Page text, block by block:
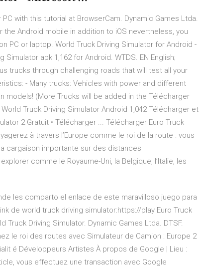
with this tutorial at BrowserCam. Dynamic Games Ltda.
Android mobile in addition to iOS nevertheless, you
PC or laptop. World Truck Driving Simulator for Android -
Simulator apk 1,162 for Android. WTDS. EN English;
trucks through challenging roads that will test all your
- Many trucks: Vehicles with power and different
models! (More Trucks will be added in the Télécharger
Truck Driving Simulator Android 1,042 Télécharger et
2 Gratuit • Télécharger ... Télécharger Euro Truck
à travers l’Europe comme le roi de la route : vous
cargaison importante sur des distances
comme le Royaume-Uni, la Belgique, l’Italie, les
les comparto el enlace de este maravilloso juego para
de world truck driving simulator:https://play Euro Truck
Truck Driving Simulator. Dynamic Games Ltda. DTSF.
le roi des routes avec Simulateur de Camion : Europe 2
é Développeurs Artistes À propos de Google | Lieu :
vous effectuez une transaction avec Google